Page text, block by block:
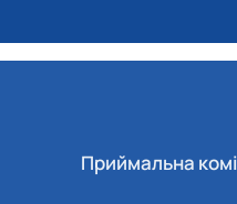
Приймальна